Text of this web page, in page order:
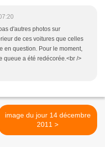
d'autres photos sur
de ces voitures que celles
en question. Pour le moment,
queue a été redécorée.<br />
image du jour 14 décembre
2011 >